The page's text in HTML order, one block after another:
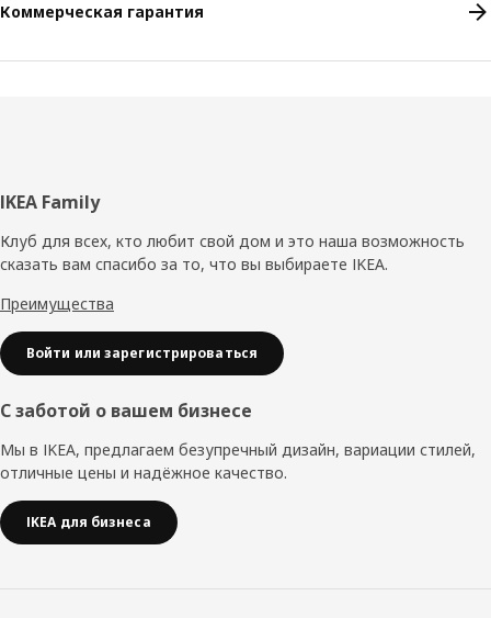
Коммерческая гарантия
Нижний
колонтитул
IKEA Family
Клуб для всех, кто любит свой дом и это наша возможность
сказать вам спасибо за то, что вы выбираете IKEA.
Преимущества
Войти или зарегистрироваться
С заботой о вашем бизнесе
Мы в IKEA, предлагаем безупречный дизайн, вариации стилей,
отличные цены и надёжное качество.
IKEA для бизнеса